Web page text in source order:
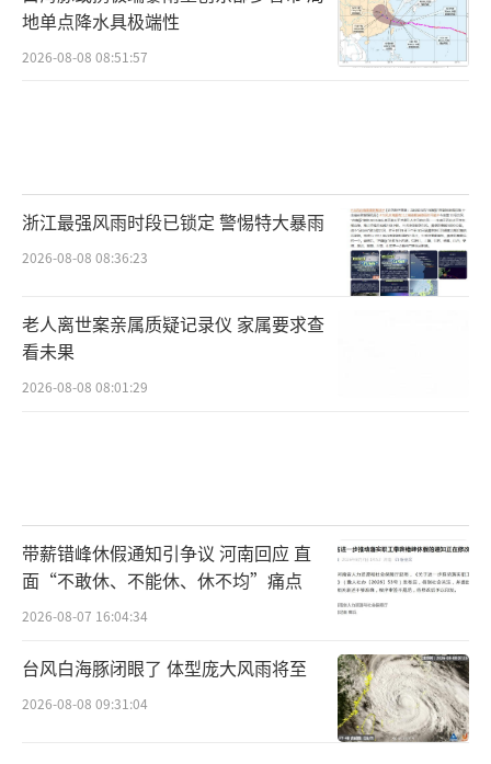
地单点降水具极端性
2026-08-08 08:51:57
浙江最强风雨时段已锁定 警惕特大暴雨
2026-08-08 08:36:23
老人离世案亲属质疑记录仪 家属要求查
看未果
2026-08-08 08:01:29
带薪错峰休假通知引争议 河南回应 直
面“不敢休、不能休、休不均”痛点
2026-08-07 16:04:34
台风白海豚闭眼了 体型庞大风雨将至
2026-08-08 09:31:04